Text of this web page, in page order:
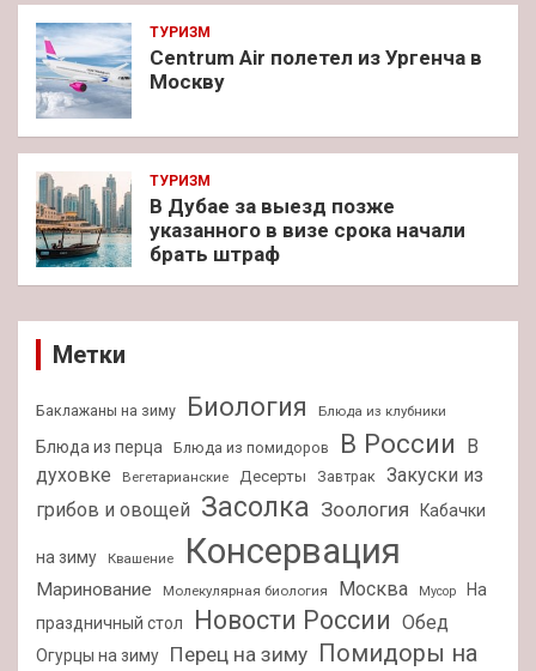
ТУРИЗМ
Centrum Air полетел из Ургенча в
Москву
ТУРИЗМ
В Дубае за выезд позже
указанного в визе срока начали
брать штраф
Метки
Баклажаны на зиму Биология Блюда из клубники
Блюда из перца Блюда из помидоров В России
В
духовке
Вегетарианские Десерты Завтрак Закуски из
грибов и овощей Засолка Зоология Кабачки
на зиму Квашение Консервация
Маринование Молекулярная биология Москва Мусор
На
праздничный стол
Новости России Обед
Огурцы на зиму Перец на зиму Помидоры на